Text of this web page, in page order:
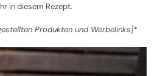
in diesem Rezept.
Produkten und Werbelinks]*